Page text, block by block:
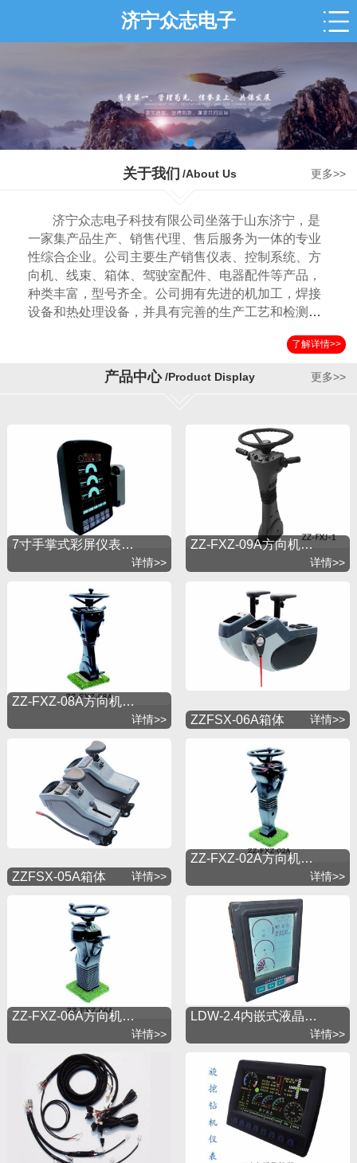
济宁众志电子
关于我们 /About Us 更多>>
济宁众志电子科技有限公司坐落于山东济宁，是
一家集产品生产、销售代理、售后服务为一体的专业
性综合企业。公司主要生产销售仪表、控制系统、方
向机、线束、箱体、驾驶室配件、电器配件等产品，
种类丰富，型号齐全。公司拥有先进的机加工，焊接
设备和热处理设备，并具有完善的生产工艺和检测手
外各地。我司拥有一批年轻精干的技术管理队伍，本
着开拓进取的精神，引进国外先进技术，以市场为导
向不断地发展。公司秉承“锐意创新追求卓越”的经营理
一、管理为先、信誉至上、共谋发展”为经营理念，以
不断提高制造技术水平为己任，以创国内同行业先进
企业、并达到世界水平为目标，求实进取，坚持创
新，谋求共同发展。多年来我司以完善的质量保证体
系和优质的售后服务体系奠定了企业发展基础，在同
行业中享有很高的信誉。
了解详情>>
产品中心 /Product Display 更多>>
7寸手掌式彩屏仪表…
详情>>
ZZ-FXZ-09A方向机…
详情>>
ZZ-FXZ-08A方向机…
详情>> ZZFSX-06A箱体 详情>>
ZZFSX-05A箱体 详情>>
ZZ-FXZ-02A方向机…
详情>>
ZZ-FXZ-06A方向机…
详情>>
LDW-2.4内嵌式液晶…
详情>>